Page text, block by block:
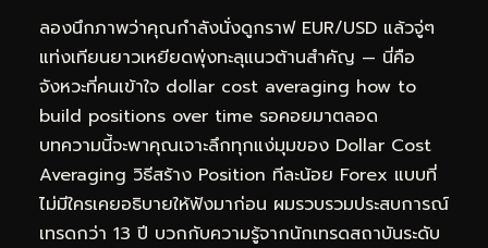
ลองนึกภาพว่าคุณกำลังนั่งดูกราฟ EUR/USD แล้วจู่ๆ
แท่งเทียนยาวเหยียดพุ่งทะลุแนวต้านสำคัญ — นี่คือ
จังหวะที่คนเข้าใจ dollar cost averaging how to
build positions over time รอคอยมาตลอด
บทความนี้จะพาคุณเจาะลึกทุกแง่มุมของ Dollar Cost
Averaging วิธีสร้าง Position ทีละน้อย Forex แบบที่
ไม่มีใครเคยอธิบายให้ฟังมาก่อน ผมรวบรวมประสบการณ์
เทรดกว่า 13 ปี บวกกับความรู้จากนักเทรดสถาบันระดับ